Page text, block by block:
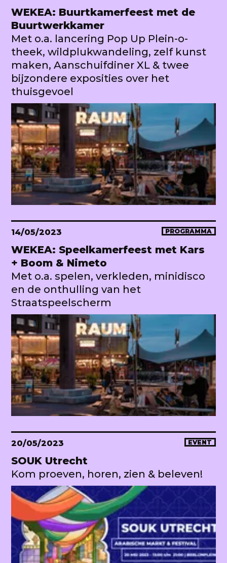
WEKEA: Buurtkamerfeest met de
Buurtwerkkamer
Met o.a. lancering Pop Up Plein-o-
theek, wildplukwandeling, zelf kunst
maken, Aanschuifdiner XL & twee
bijzondere exposities over het
thuisgevoel
14/05/2023 PROGRAMMA
WEKEA: Speelkamerfeest met Kars
+ Boom & Nimeto
Met o.a. spelen, verkleden, minidisco
en de onthulling van het
Straatspeelscherm
20/05/2023 EVENT
SOUK Utrecht
Kom proeven, horen, zien & beleven!